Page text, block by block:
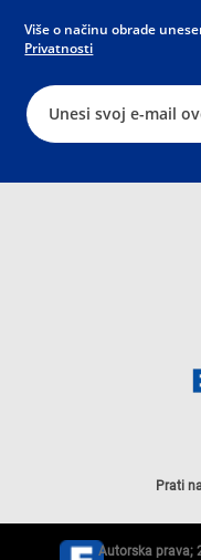
Više o načinu obrade
Privatnosti
Prati
Autorska prava;